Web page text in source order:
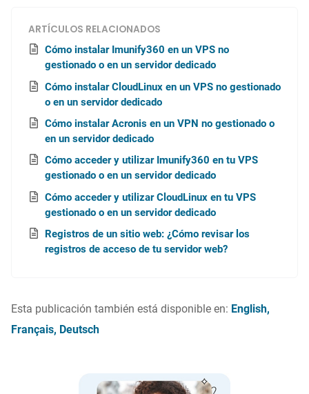
ARTÍCULOS RELACIONADOS
Cómo instalar Imunify360 en un VPS no
gestionado o en un servidor dedicado
Cómo instalar CloudLinux en un VPS no gestionado
o en un servidor dedicado
Cómo instalar Acronis en un VPN no gestionado o
en un servidor dedicado
Cómo acceder y utilizar Imunify360 en tu VPS
gestionado o en un servidor dedicado
Cómo acceder y utilizar CloudLinux en tu VPS
gestionado o en un servidor dedicado
Registros de un sitio web: ¿Cómo revisar los
registros de acceso de tu servidor web?
Esta publicación también está disponible en: English
Français Deutsch